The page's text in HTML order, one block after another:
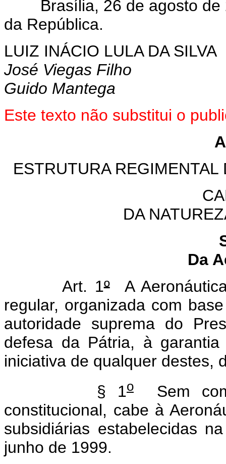
Brasília, 26 de agosto de
da República.
LUIZ INÁCIO LULA DA SILVA
José Viegas Filho
Guido Mantega
Este texto não substitui o
ESTRUTURA
DA
Da
Art. 1ºA
regular, organizada com
autoridade suprema do
defesa da Pátria, à
iniciativa de qualquer destes,
§ 1o Sem
constitucional, cabe à
subsidiárias estabelecidas
junho de 1999.